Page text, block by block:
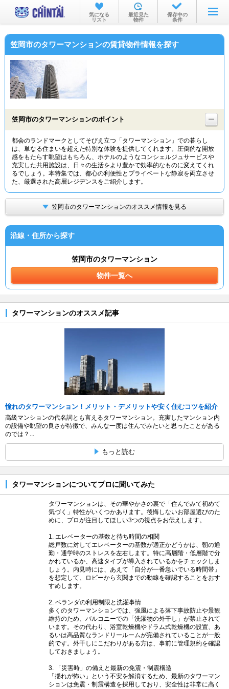
お部屋を探す
沿線・駅から
物件特集から
TOP
気になる
リスト
最近見た
物件
保存中の
条件
笠岡市のタワーマンションの賃貸物件情報を探す
笠岡市のタワーマンションのポイント
都会のランドマークとしてそびえ立つ「タワーマンション」での暮らし
は、単なる住まいを超えた特別な体験を提供してくれます。圧倒的な開放
感をもたらす眺望はもちろん、ホテルのようなコンシェルジュサービスや
充実した共用施設は、日々の生活をより豊かで効率的なものに変えてくれ
るでしょう。本特集では、都心の利便性とプライベートな静寂を両立させ
た、厳選された高層レジデンスをご紹介します。
笠岡市のタワーマンションのオススメ情報を見る
沿線・住所から探す
笠岡市のタワーマンション
物件一覧へ
タワーマンションのオススメ記事
憧れのタワーマンション！メリット・デメリットや安く住むコツを紹介
高級マンションの代名詞とも言えるタワーマンション。充実したマンション内
の設備や眺望の良さが特徴で、みんな一度は住んでみたいと思ったことがある
のでは？...
もっと読む
タワーマンションについてプロに聞いてみた
タワーマンションは、その華やかさの裏で「住んでみて初めて
気づく」特性がいくつかあります。後悔しないお部屋選びのた
めに、プロが注目してほしい3つの視点をお伝えします。
1. エレベーターの基数と待ち時間の相関
総戸数に対してエレベーターの基数が適正かどうかは、朝の通
勤・通学時のストレスを左右します。特に高層階・低層階で分
かれているか、高速タイプが導入されているかをチェックしま
しょう。内見時には、あえて「自分が一番急いでいる時間帯」
を想定して、ロビーから玄関までの動線を確認することをおす
すめします。
2. ベランダの利用制限と洗濯事情
多くのタワーマンションでは、強風による落下事故防止や景観
維持のため、バルコニーでの「洗濯物の外干し」が禁止されて
います。その代わり、浴室乾燥機やドラム式乾燥機の設置、あ
るいは高品質なランドリールームが完備されていることが一般
的です。外干しにこだわりがある方は、事前に管理規約を確認
しておきましょう。
3. 「災害時」の備えと最新の免震・制震構造
「揺れが怖い」という不安を解消するため、最新のタワーマン
ションは免震・制震構造を採用しており、安全性は非常に高く